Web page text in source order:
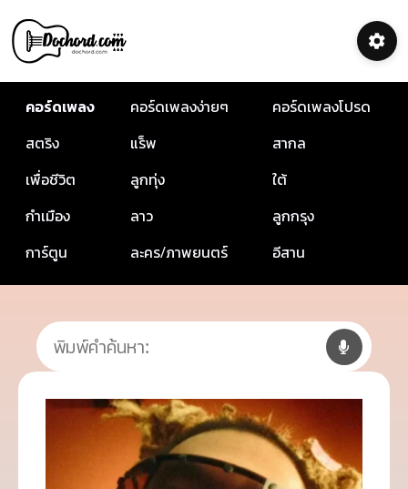
คอร์ดเพลง คอร์ดเพลงง่ายๆ
คอร์ดเพลงโปรด
สตริง
แร็พ
สากล
เพื่อชีวิต
ลูกทุ่ง
ใต้
กำเมือง
ลาว
ลูกกรุง
การ์ตูน
ละคร/ภาพยนตร์ อีสาน